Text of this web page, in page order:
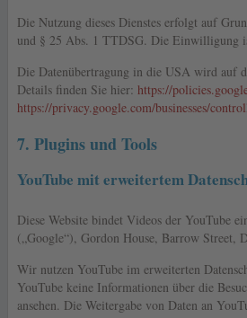
Die Nutzung dieses Dienstes erfolgt auf
und § 25 Abs. 1 TTDSG. Die Einwilligung
Die Datenübertragung in die USA wird auf
Details finden Sie hier: https://
https://privacy.google.com/businesses/
7. Plugins und Tools
YouTube mit erweitertem
Diese Website bindet Videos der YouTube
(„Google“), Gordon House, Barrow Street,
Wir nutzen YouTube im erweiterten
YouTube keine Informationen über die
ansehen. Die Weitergabe von Daten an